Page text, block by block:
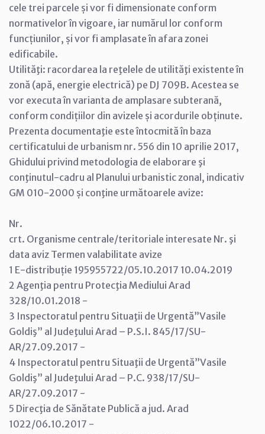
cele trei parcele și vor fi dimensionate conform
normativelor în vigoare, iar numărul lor conform
funcțiunilor, și vor fi amplasate în afara zonei
edificabile.
Utilităţi: racordarea la reţelele de utilităţi existente în
zonă (apă, energie electrică) pe DJ 709B. Acestea se
vor executa în varianta de amplasare subterană,
conform condițiilor din avizele și acordurile obținute.
Prezenta documentaţie este întocmită în baza
certificatului de urbanism nr. 556 din 10 aprilie 2017,
Ghidului privind metodologia de elaborare şi
conţinutul-cadru al Planului urbanistic zonal, indicativ
GM 010-2000 și conţine următoarele avize:
Nr.
crt. Organisme centrale/teritoriale interesate Nr. şi
data aviz Termen valabilitate avize
1 E-distribuție 195955722/05.10.2017 10.04.2019
2 Agenţia pentru Protecţia Mediului Arad
328/10.01.2018 -
3 Inspectoratul pentru Situaţii de Urgentă”Vasile
Goldiş” al Judeţului Arad – P.S.I. 845/17/SU-
AR/27.09.2017 -
4 Inspectoratul pentru Situaţii de Urgentă”Vasile
Goldiş” al Judeţului Arad – P.C. 938/17/SU-
AR/27.09.2017 -
5 Direcţia de Sănătate Publică a jud. Arad
1022/06.10.2017 -